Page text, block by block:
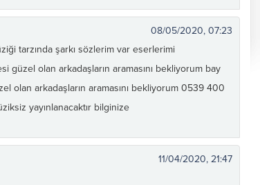
08/05/2020, 07:23
tarzında şarkı sözlerim var eserlerimi
güzel olan arkadaşların aramasını bekliyorum bay
olan arkadaşların aramasını bekliyorum 0539 400
yayınlanacaktır bilginize
11/04/2020, 21:47